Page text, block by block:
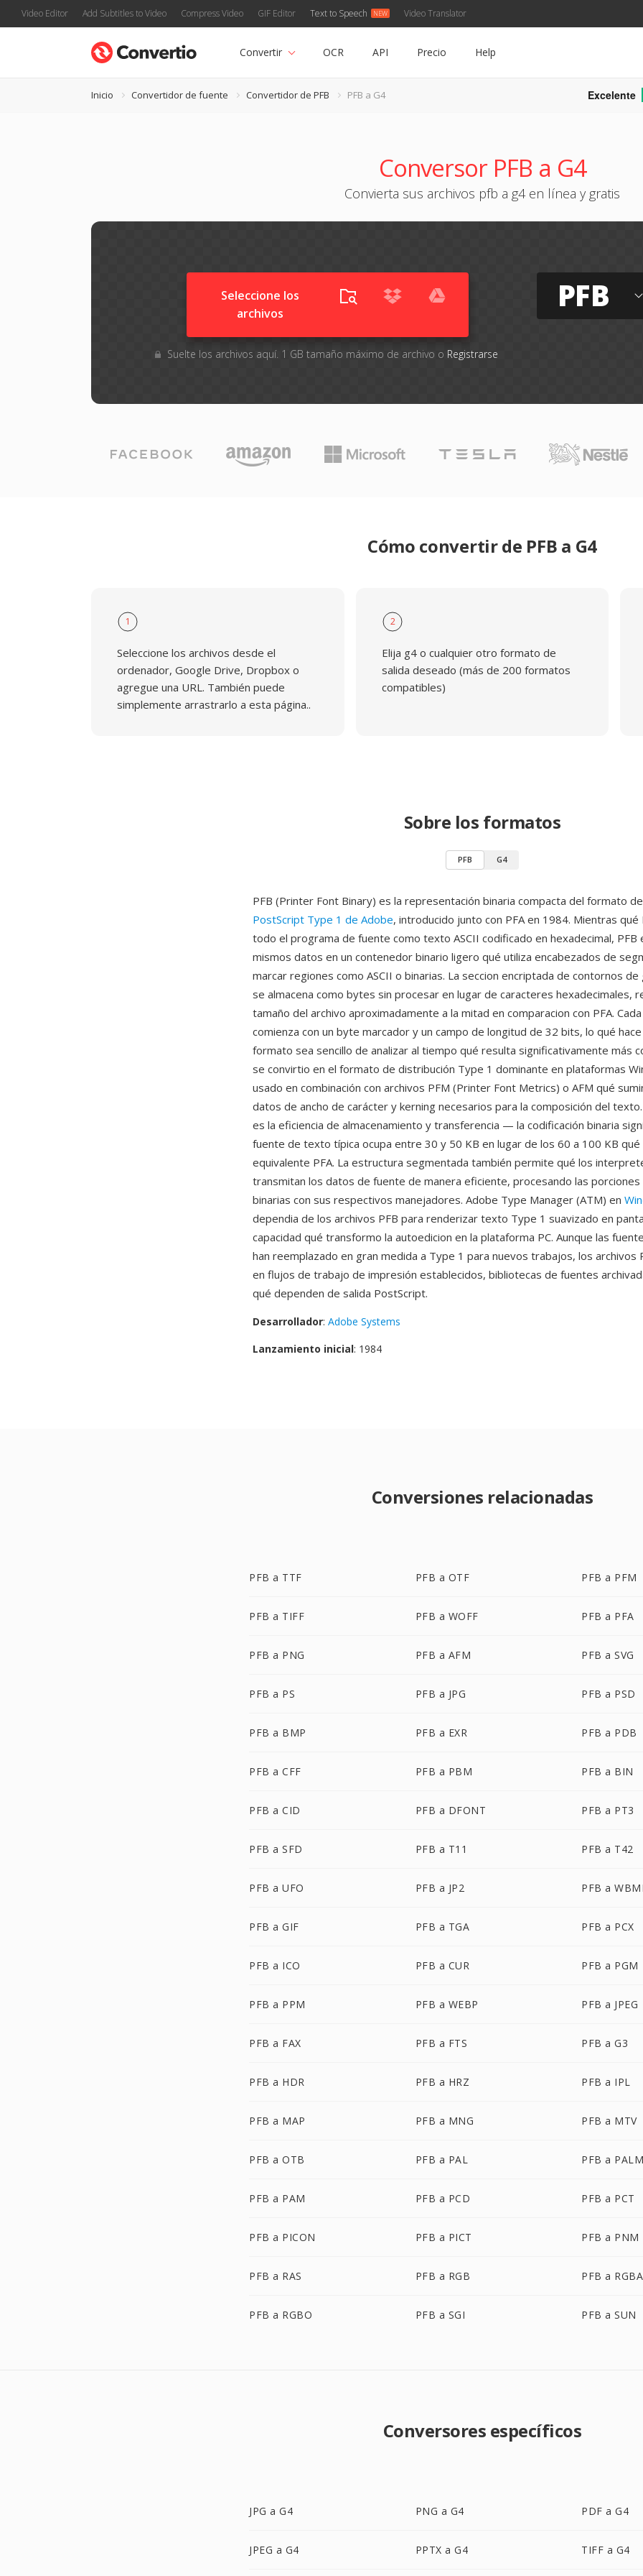
Video Editor Add Subtitles to Video Compress Video GIF Editor Text to Speech Video Translator
Convertir OCR API Precio Help
Inicio Convertidor de fuente Convertidor de PFB PFB a G4 Excelente
Conversor PFB a G4
Convierta sus archivos pfb a g4 en línea y gratis
Seleccione los
archivos
Suelte los archivos aquí. 1 GB tamaño máximo de archivo o Registrarse
PFB
Cómo convertir de PFB a G4
1
Seleccione los archivos desde el
ordenador, Google Drive, Dropbox o
agregue una URL. También puede
simplemente arrastrarlo a esta página..
2
Elija g4 o cualquier otro formato de
salida deseado (más de 200 formatos
compatibles)
Sobre los formatos
PFB G4
PFB (Printer Font Binary) es la representación binaria compacta del formato
PostScript Type 1 de Adobe, introducido junto con PFA en 1984. Mientras qué
todo el programa de fuente como texto ASCII codificado en hexadecimal, PFB
mismos datos en un contenedor binario ligero qué utiliza encabezados de
marcar regiones como ASCII o binarias. La seccion encriptada de contornos
se almacena como bytes sin procesar en lugar de caracteres hexadecimales,
tamaño del archivo aproximadamente a la mitad en comparacion con PFA.
comienza con un byte marcador y un campo de longitud de 32 bits, lo qué
formato sea sencillo de analizar al tiempo qué resulta significativamente más
se convirtio en el formato de distribución Type 1 dominante en plataformas
usado en combinación con archivos PFM (Printer Font Metrics) o AFM qué
datos de ancho de carácter y kerning necesarios para la composición del
es la eficiencia de almacenamiento y transferencia — la codificación binaria
fuente de texto típica ocupa entre 30 y 50 KB en lugar de los 60 a 100 KB
equivalente PFA. La estructura segmentada también permite qué los
transmitan los datos de fuente de manera eficiente, procesando las porciones
binarias con sus respectivos manejadores. Adobe Type Manager (ATM) en
dependia de los archivos PFB para renderizar texto Type 1 suavizado en
capacidad qué transformo la autoedicion en la plataforma PC. Aunque las
han reemplazado en gran medida a Type 1 para nuevos trabajos, los archivos
en flujos de trabajo de impresión establecidos, bibliotecas de fuentes
qué dependen de salida PostScript.
Desarrollador: Adobe Systems
Lanzamiento inicial: 1984
Conversiones relacionadas
PFB a TTF PFB a OTF PFB a PFM
PFB a TIFF PFB a WOFF PFB a PFA
PFB a PNG PFB a AFM PFB a SVG
PFB a PS PFB a JPG PFB a PSD
PFB a BMP PFB a EXR PFB a PDB
PFB a CFF PFB a PBM PFB a BIN
PFB a CID PFB a DFONT PFB a PT3
PFB a SFD PFB a T11 PFB a T42
PFB a UFO PFB a JP2 PFB a
PFB a GIF PFB a TGA PFB a PCX
PFB a ICO PFB a CUR PFB a PGM
PFB a PPM PFB a WEBP PFB a JPEG
PFB a FAX PFB a FTS PFB a G3
PFB a HDR PFB a HRZ PFB a IPL
PFB a MAP PFB a MNG PFB a MTV
PFB a OTB PFB a PAL PFB a
PFB a PAM PFB a PCD PFB a PCT
PFB a PICON PFB a PICT PFB a PNM
PFB a RAS PFB a RGB PFB a RGBA
PFB a RGBO PFB a SGI PFB a SUN
Conversores específicos
JPG a G4 PNG a G4 PDF a G4
JPEG a G4 PPTX a G4 TIFF a G4